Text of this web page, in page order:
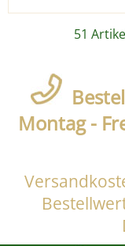
51
Montag -